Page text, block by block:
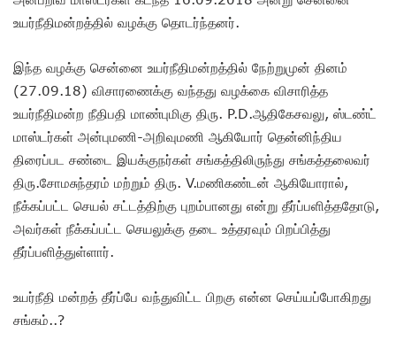
உயர்நீதிமன்றத்தில் வழக்கு தொடர்ந்தனர்.
இந்த வழக்கு சென்னை உயர்நீதிமன்றத்தில் நேற்றுமுன் தினம்
(27.09.18) விசாரணைக்கு வந்தது வழக்கை விசாரித்த
உயர்நீதிமன்ற நீதிபதி மாண்புமிகு திரு. P.D.ஆதிகேசவலு, ஸ்டண்ட்
மாஸ்டர்கள் அன்புமணி-அறிவுமணி ஆகியோர் தென்னிந்திய
திரைப்பட சண்டை இயக்குநர்கள் சங்கத்திலிருந்து சங்கத்தலைவர்
திரு.சோமசுந்தரம் மற்றும் திரு. V.மணிகண்டன் ஆகியோரால்,
நீக்கப்பட்ட செயல் சட்டத்திற்கு புறம்பானது என்று தீர்ப்பளித்ததோடு,
அவர்கள் நீக்கப்பட்ட செயலுக்கு தடை உத்தரவும் பிறப்பித்து
தீர்ப்பளித்துள்ளார்.
உயர்நீதி மன்றத் தீர்ப்பே வந்துவிட்ட பிறகு என்ன செய்யப்போகிறது
சங்கம்..?